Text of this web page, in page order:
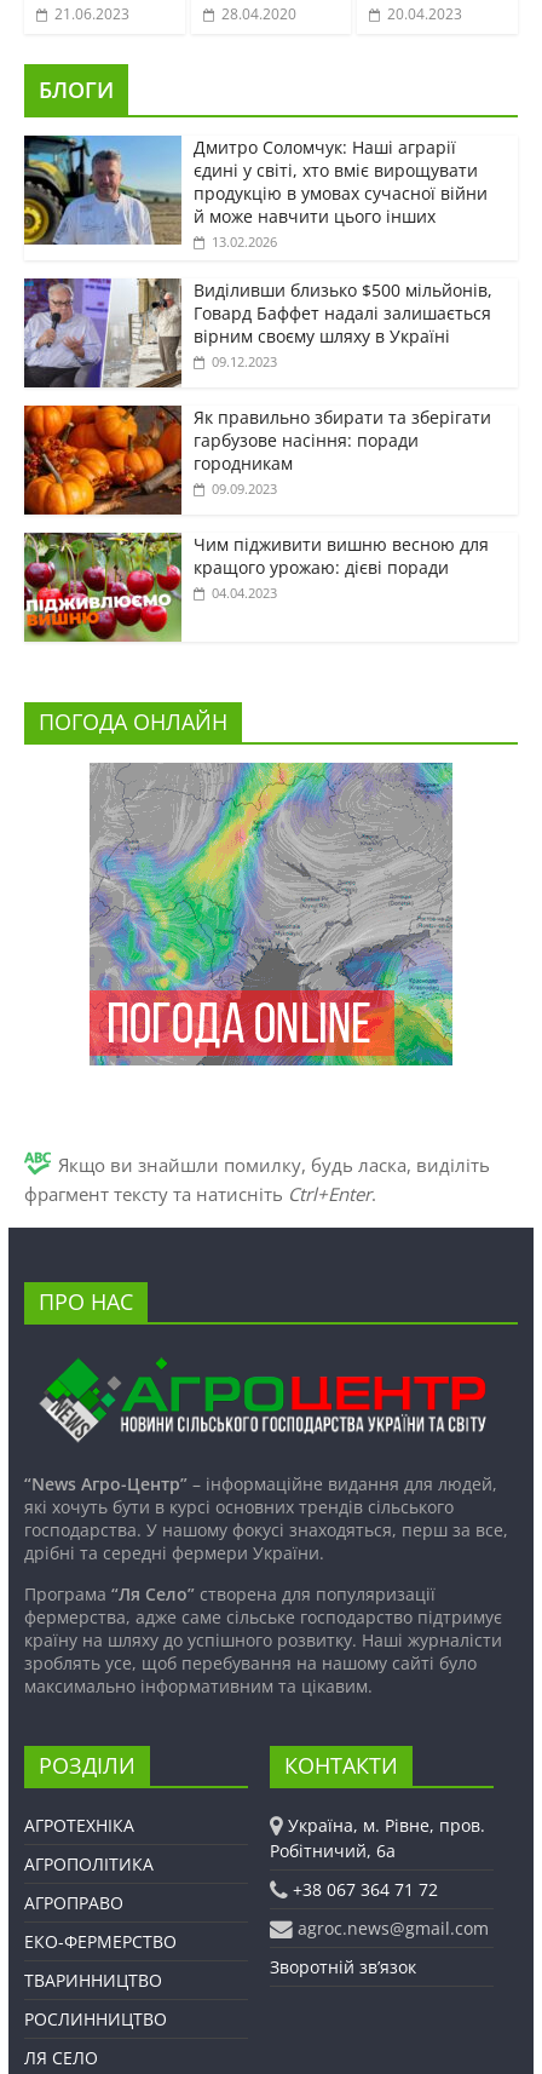
21.06.2023 28.04.2020 20.04.2023
БЛОГИ
Дмитро Соломчук: Наші аграрії
єдині у світі, хто вміє вирощувати
продукцію в умовах сучасної війни
й може навчити цього інших
13.02.2026
Виділивши близько $500 мільйонів,
Говард Баффет надалі залишається
вірним своєму шляху в Україні
09.12.2023
Як правильно збирати та зберігати
гарбузове насіння: поради
городникам
09.09.2023
Чим підживити вишню весною для
кращого урожаю: дієві поради
04.04.2023
ПОГОДА ОНЛАЙН
Якщо ви знайшли помилку, будь ласка, виділіть
фрагмент тексту та натисніть Ctrl+Enter.
ПРО НАС
“News Агро-Центр”– інформаційне видання для людей,
які хочуть бути в курсі основних трендів сільського
господарства. У нашому фокусі знаходяться, перш за все,
дрібні та середні фермери України.
Програма “Ля Село”створена для популяризації
фермерства, адже саме сільське господарство підтримує
країну на шляху до успішного розвитку. Наші журналісти
зроблять усе, щоб перебування на нашому сайті було
максимально інформативним та цікавим.
РОЗДІЛИ
АГРОТЕХНІКА
АГРОПОЛІТИКА
АГРОПРАВО
ЕКО-ФЕРМЕРСТВО
ТВАРИННИЦТВО
РОСЛИННИЦТВО
ЛЯ СЕЛО
КОНТАКТИ
Україна, м. Рівне, пров.
Робітничий, 6а
+38 067 364 71 72
agroc.news@gmail.com
Зворотній зв’язок